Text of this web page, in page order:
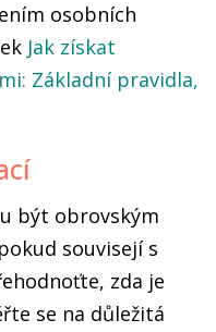
osobních
Jak získat
Základní pravidla,
být obrovským
souvisejí s
zda je
se na důležitá